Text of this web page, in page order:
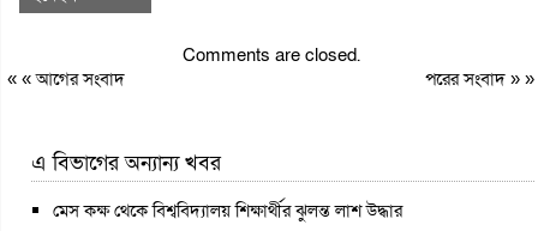
Comments are closed.
« «আগের সংবাদ পরের সংবাদ» »
এ বিভাগের অন্যান্য খবর
মেস কক্ষ থেকে বিশ্ববিদ্যালয় শিক্ষার্থীর ঝুলন্ত লাশ উদ্ধার